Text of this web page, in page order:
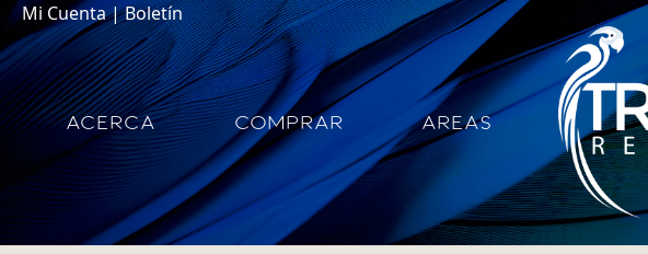
Mi Cuenta|Boletín
ACERCA COMPRAR AREAS